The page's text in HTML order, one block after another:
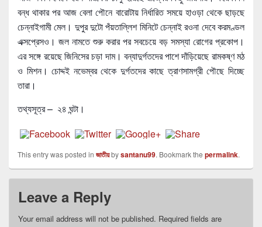
বন্ধ থাকার পর আজ বেলা পৌনে বারোটায় নির্ধারিত সময়ে হাওড়া থেকে ছাড়ছে
চেন্নাইগামী মেল। দুপুর দুটো পঁয়তাল্লিশ মিনিটে চেন্নাই রওনা দেবে করমণ্ডল
এক্সপ্রেসও। জল নামতে শুরু করার পর সবচেয়ে বড় সমস্যা রোগের প্রকোপ।
এর সঙ্গে রয়েছে জিনিসের চড়া দাম। বন্যাদুর্গতদের পাশে দাঁড়িয়েছে রামকষ্ণ মঠ
ও মিশন। চোদ্দই নভেম্বর থেকে দুর্গতদের কাছে ত্রাণসামগ্রী পৌছে দিচ্ছে
তারা।
তথ্যসূত্র – ২৪ ঘন্টা।
This entry was posted in জাতীয়bysantanu99. Bookmark the permalink.
Leave a Reply
Your email address will not be published. Required fields are